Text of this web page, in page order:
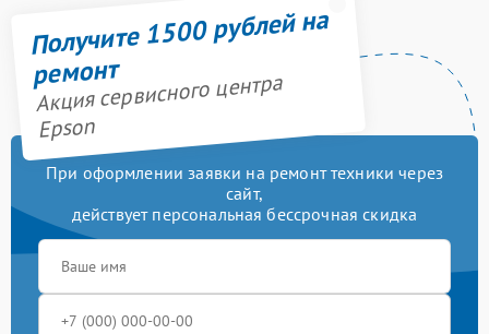
Получите 1500 рублей на
ремонт
Акция сервисного центра
Epson
При оформлении заявки на ремонт техники через
сайт,
действует персональная бессрочная скидка